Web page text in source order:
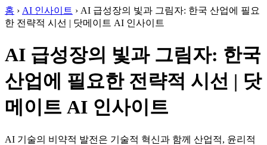
홈 › AI 인사이트 › AI 급성장의 빛과 그림자: 한국 산업에 필요
한 전략적 시선 | 닷메이트 AI 인사이트
AI 급성장의 빛과 그림자: 한국
산업에 필요한 전략적 시선 | 닷
메이트 AI 인사이트
AI 기술의 비약적 발전은 기술적 혁신과 함께 산업적, 윤리적